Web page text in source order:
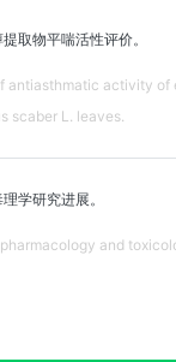
取物平喘活性评价。
antiasthmatic activity of
scaber L. leaves.
学研究进展。
and